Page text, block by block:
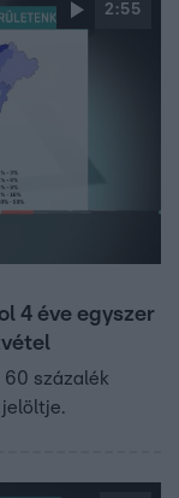
2:55
4 éve egyszer
60 százalék